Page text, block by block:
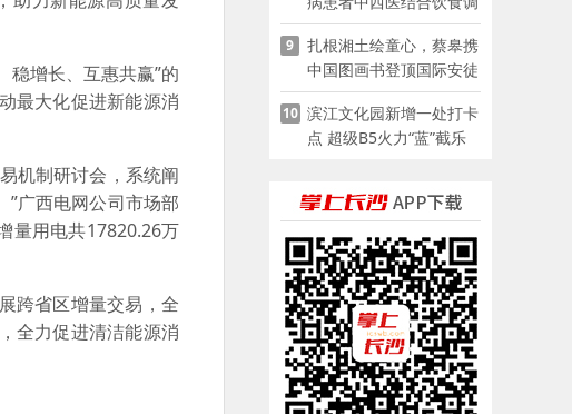
增长、互惠共赢”的
最大化促进新能源消
机制研讨会，系统阐
广西电网公司市场部
量用电共17820.26万
跨省区增量交易，全
全力促进清洁能源消
养指南
9
扎根湘土绘童心，蔡皋携
中国图画书登顶国际安徒
生奖
10 滨江文化园新增一处打卡
点 超级B5火力“蓝”截乐